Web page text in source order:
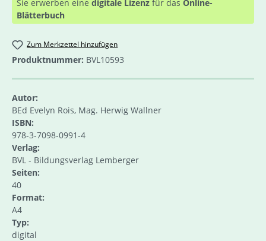
Sie erwerben eine digitale Lizenz für das Online-
Blätterbuch
Zum Merkzettel hinzufügen
Produktnummer: BVL10593
Autor:
BEd Evelyn Rois, Mag. Herwig Wallner
ISBN:
978-3-7098-0991-4
Verlag:
BVL - Bildungsverlag Lemberger
Seiten:
40
Format:
A4
Typ:
digital